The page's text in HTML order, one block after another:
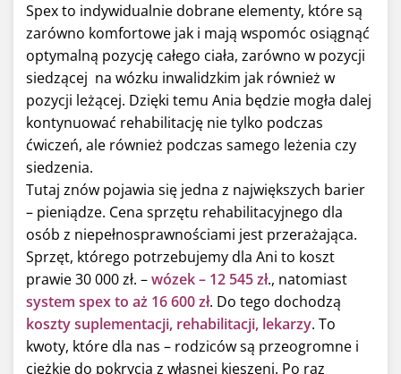
Spex to indywidualnie dobrane elementy, które są
zarówno komfortowe jak i mają wspomóc osiągnąć
optymalną pozycję całego ciała, zarówno w pozycji
siedzącej na wózku inwalidzkim jak również w
pozycji leżącej. Dzięki temu Ania będzie mogła dalej
kontynuować rehabilitację nie tylko podczas
ćwiczeń, ale również podczas samego leżenia czy
siedzenia.
Tutaj znów pojawia się jedna z największych barier
– pieniądze. Cena sprzętu rehabilitacyjnego dla
osób z niepełnosprawnościami jest przerażająca.
Sprzęt, którego potrzebujemy dla Ani to koszt
prawie 30 000 zł. –wózek – 12 545 zł., natomiast
system spex to aż 16 600 zł. Do tego dochodzą
koszty suplementacji, rehabilitacji, lekarzy. To
kwoty, które dla nas – rodziców są przeogromne i
ciężkie do pokrycia z własnej kieszeni. Po raz